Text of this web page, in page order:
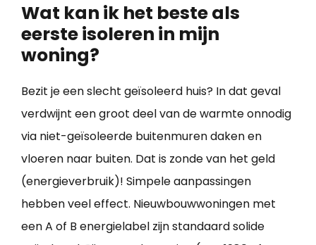
Wat kan ik het beste als
eerste isoleren in mijn
woning?
Bezit je een slecht geïsoleerd huis? In dat geval
verdwijnt een groot deel van de warmte onnodig
via niet-geïsoleerde buitenmuren daken en
vloeren naar buiten. Dat is zonde van het geld
(energieverbruik)! Simpele aanpassingen
hebben veel effect. Nieuwbouwwoningen met
een A of B energielabel zijn standaard solide